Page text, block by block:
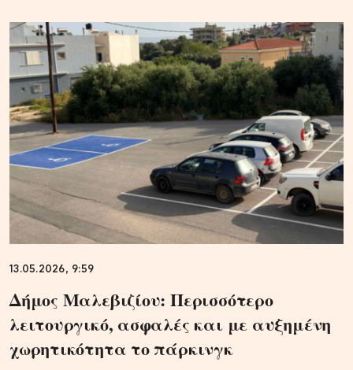
13.05.2026, 9:59
Δήμος Μαλεβιζίου: Περισσότερο
λειτουργικό, ασφαλές και με αυξημένη
χωρητικότητα το πάρκινγκ